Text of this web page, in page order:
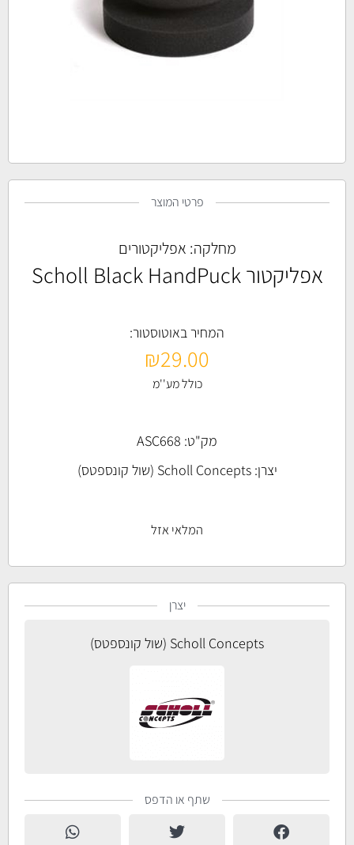
פרטי המוצר
מחלקה: אפליקטורים
אפליקטור Scholl Black HandPuck
המחיר באוטוסטור:
₪29.00
כולל מע''מ
מק"ט: ASC668
יצרן:Scholl Concepts (שול קונספטס)
המלאי אזל
יצרן
Scholl Concepts (שול קונספטס)
שתף או הדפס